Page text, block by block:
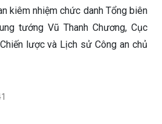
kiêm nhiệm chức danh Tổng biên
tướng Vũ Thanh Chương, Cục
lược và Lịch sử Công an chủ